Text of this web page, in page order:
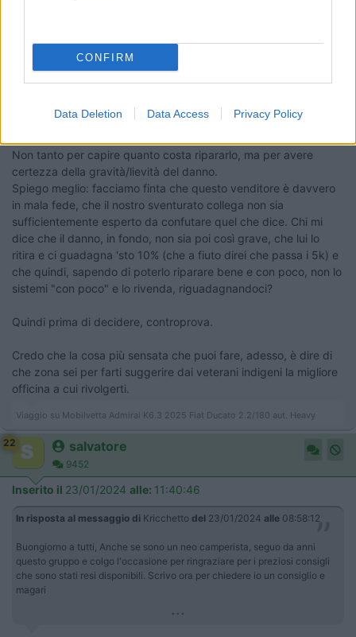
CONFIRM
Data Deletion Data Access Privacy Policy
5188
Inserito il23/01/2024 alle:11:37:44
Premesso che i "dubbi" non mi sono mai piaciuti e quindi anche
io mi unisco al coro del "rendilo perdi e sorridi", non
sottovaluterei anche l'analisi (già suggerita) da parte di altra
Non tanto per capire quanto costa ripararlo, ma per avere
certezza della gravità/lievità del danno.
Spiego meglio: facciamo finta che questo venditore è davvero
in mala fede, che il nostro sventurato collega non sia
sufficientemente esperto da confutare quel che dice. Chi mi
dice che il danno, in fondo, non sia poi così grave, che lui lo
ritira e ci guadagna 'sto 10% (che a fiuto direi che passa i 5k) e
che quindi, sapendo di poterlo riparare bene e con poco, non lo
sistemi "con poco" e lo rivenda, riguadagnandoci?
Quindi prima di decidere, controprova.
Credo che la cosa più sensata che puoi fare, adesso, è dire di
che zona sei per farti suggerire dai veterani indigeni la migliore
officina a cui rivolgerti.
Viaggio su Mobilvetta Admiral K6.3 2025 Fiat Ducato 2.2/180 aut. Heavy
22 salvatore
9452
Inserito il 23/01/2024 alle: 11:40:46
In risposta al messaggio di Kricchetto del 23/01/2024 alle 08:58:12
Buongiorno a tutti, Anche se sono un neo camperista, seguo da anni
questo gruppo e colgo l'occasione per ringraziare per i preziosi consigli
che sono stati resi disponibili. Scrivo ora per chiedere io un consiglio e
magari
...